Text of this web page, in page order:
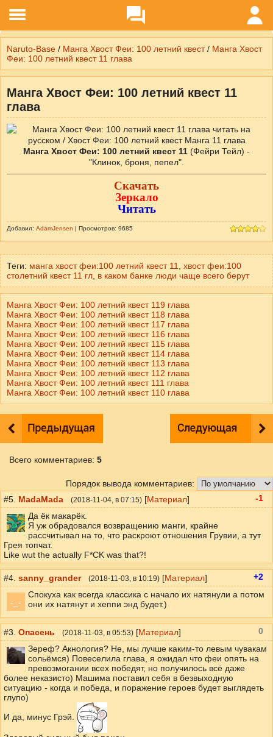
Naruto-Base / Манга Хвост Феи: 100 летний квест/ Манга Хвост
Феи: 100 летний квест 11 глава
Манга Хвост Феи: 100 летний квест 11
глава
Манга Хвост Феи: 100 летний квест 11 (Фейри Тейл) -
"Клинок, броня, пепел".
Скачать
Зеркало
Читать
Добавил: AdamJensen | Просмотров: 9685
Теги: манга хвост феи:100 летний квест 11
хвост феи:100
столетний квест 11 гл в каком банке люди чаще всего берут
Манга Хвост Феи: 100 летний квест 119 глава
Манга Хвост Феи: 100 летний квест 118 глава
Манга Хвост Феи: 100 летний квест 117 глава
Манга Хвост Феи: 100 летний квест 116 глава
Манга Хвост Феи: 100 летний квест 115 глава
Манга Хвост Феи: 100 летний квест 114 глава
Манга Хвост Феи: 100 летний квест 113 глава
Манга Хвост Феи: 100 летний квест 112 глава
Манга Хвост Феи: 100 летний квест 111 глава
Манга Хвост Феи: 100 летний квест 110 глава
Всего комментариев: 5
Порядок вывода комментариев:
#5. MadaMada (2018-11-04 , в 07:15) [Материал]
Да ёк макарёк.
Я уж обрадовался возвращению манги, крайне
рассчитывал на то, что раскроют отношения Грувии, а тут
Грея топчат.
Like wut the actually F*CK was that?!
-1
#4. sanny_grander (2018-11-03 , в 10:19) [Материал]
-_-
Спокуха как всегда классика с начало их натянули а потом
они их натянут и хеппи энд будет.)
+2
#3. Опасень (2018-11-03 , в 05:53) [Материал]
Зереф? Акнология? Не, мы лучше каким-то левым чувакам
сольёмся) Повеселила глава, я ожидал что феи опять на
превозмогании всех победят, но получилось всё даже
более неказисто) Машима поставил себя в безвыходную
ситуацию - когда и победа, и поражение героев будет выглядеть
глупо)
И да, минус Грэй.
0